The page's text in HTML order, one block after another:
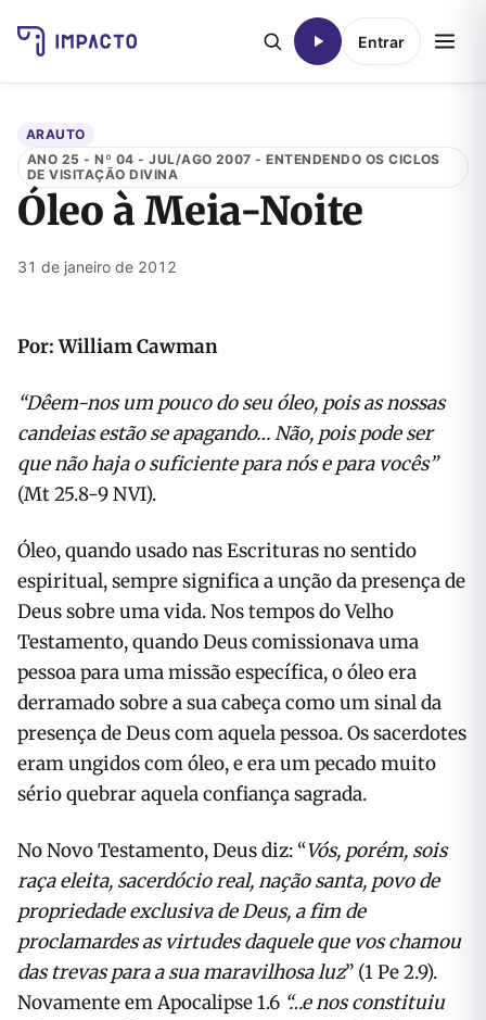
Entrar
ARAUTO
ANO 25 - Nº 04 - JUL/AGO 2007 - ENTENDENDO OS CICLOS
DE VISITAÇÃO DIVINA
Óleo à Meia-Noite
31 de janeiro de 2012
Por: William Cawman
“Dêem-nos um pouco do seu óleo, pois as nossas
candeias estão se apagando… Não, pois pode ser
que não haja o suficiente para nós e para vocês”
(Mt 25.8-9 NVI).
Óleo, quando usado nas Escrituras no sentido
espiritual, sempre significa a unção da presença de
Deus sobre uma vida. Nos tempos do Velho
Testamento, quando Deus comissionava uma
pessoa para uma missão específica, o óleo era
derramado sobre a sua cabeça como um sinal da
presença de Deus com aquela pessoa. Os sacerdotes
eram ungidos com óleo, e era um pecado muito
sério quebrar aquela confiança sagrada.
No Novo Testamento, Deus diz: “Vós, porém, sois
raça eleita, sacerdócio real, nação santa, povo de
propriedade exclusiva de Deus, a fim de
proclamardes as virtudes daquele que vos chamou
das trevas para a sua maravilhosa luz” (1 Pe 2.9).
Novamente em Apocalipse 1.6 “…e nos constituiu